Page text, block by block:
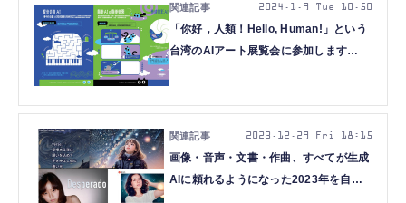
「你好，人類！Hello, Human!」という
台湾のAIアート展覧会に参加します
2024.1.9 Tue 10:50
画像・音声・文書・作曲、すべてが生成
AIに頼れるようになった2023年を自分
2023.12.29 Fri 18:15